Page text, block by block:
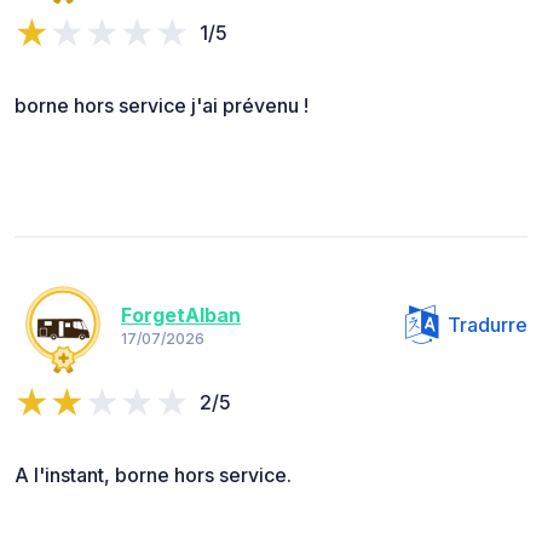
1/5
borne hors service j'ai prévenu !
ForgetAlban
17/07/2026
Tradurre
2/5
A l'instant, borne hors service.